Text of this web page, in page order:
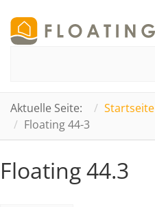
Aktuelle Seite: Startseite
Floating 44-3
Floating 44.3